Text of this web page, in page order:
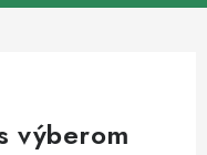
výberom